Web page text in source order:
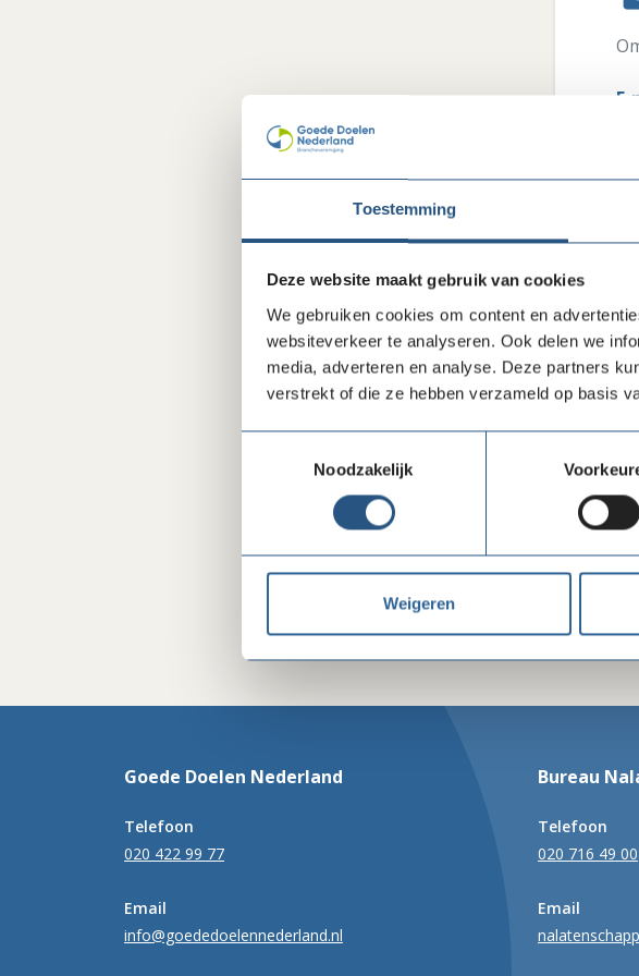
Toestemming
Deze website maakt gebruik van cookies
We gebruiken cookies om content en
websiteverkeer te analyseren. Ook delen we
media, adverteren en analyse. Deze partners
verstrekt of die ze hebben verzameld op basis
Noodzakelijk
Weigeren
Goede Doelen Nederland
Telefoon
020 422 99 77
Email
info@goededoelennederland.nl
Bureau
Telefoon
020 716 49 00
Email